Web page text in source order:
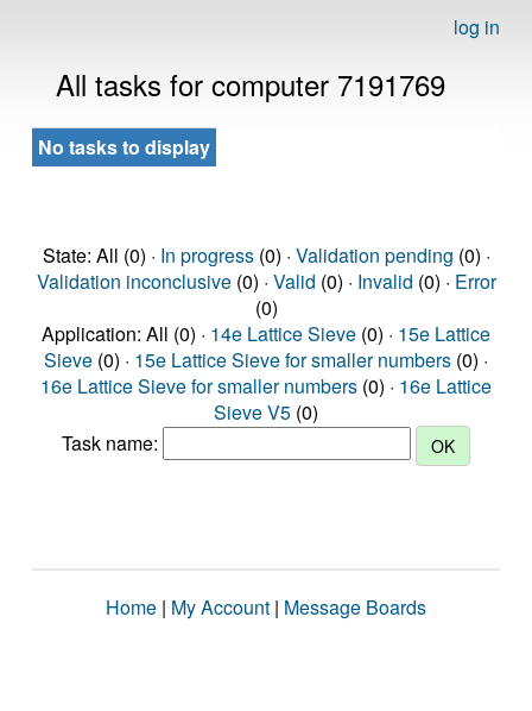
log in
All tasks for computer 7191769
No tasks to display
State: All (0) · In progress(0) · Validation pending (0) ·
Validation inconclusive(0) · Valid (0) · Invalid (0) · Error
(0)
Application: All (0) · 14e Lattice Sieve (0) · 15e Lattice
Sieve (0) · 15e Lattice Sieve for smaller numbers (0) ·
16e Lattice Sieve for smaller numbers (0) · 16e Lattice
Sieve V5 (0)
Task name:
Home | My Account | Message Boards